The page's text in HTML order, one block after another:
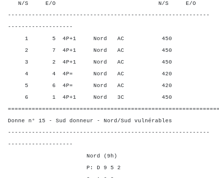
N/S E/O N/S E/O N/
-----------------------------------------------------------
-------------------
1 5 4P+1 Nord AC 450
2 7 4P+1 Nord AC 450
3 2 4P+1 Nord AC 450
4 4 4P= Nord AC 420
5 6 4P= Nord AC 420
6 1 4P+1 Nord 3C 450
Donne n° 15 - Sud donneur - Nord/Sud vulnérables
-----------------------------------------------------------
-------------------
Nord (9h)
P: D 9 5 2